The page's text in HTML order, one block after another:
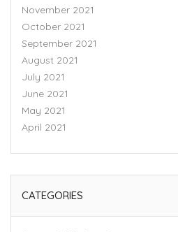
November 2021
October 2021
September 2021
August 2021
July 2021
June 2021
May 2021
April 2021
CATEGORIES